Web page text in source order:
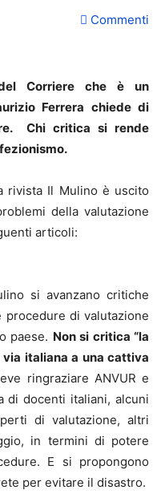
Commenti
Corriere che è un
Ferrera chiede di
Chi critica si rende
rivista Il Mulino è uscito
della valutazione
articoli:
si avanzano critiche
di valutazione
paese. Non si critica “la
italiana a una cattiva
ringraziare ANVUR e
di docenti italiani, alcuni
di valutazione, altri
in termini di potere
E si propongono
per evitare il disastro.